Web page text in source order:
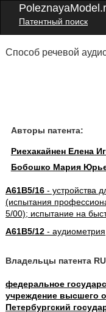
Патентный поиск
Способ речевой
Авторы патента:
Риехакайнен Елена
Бобошко Мария
A61B5/16- устройства
(испытания
5/00); испытание на
A61B5/12- аудиометрия
Владельцы патента
федеральное
учреждение высшего
Петербургский